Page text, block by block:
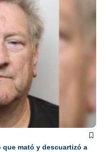
que mató y descuartizó a